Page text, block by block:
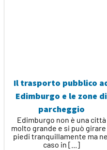
Il trasporto pubblico
Edimburgo e le zone di
parcheggio
Edimburgo non è una città
molto grande e si può girare
piedi tranquillamente ma
caso in [...]